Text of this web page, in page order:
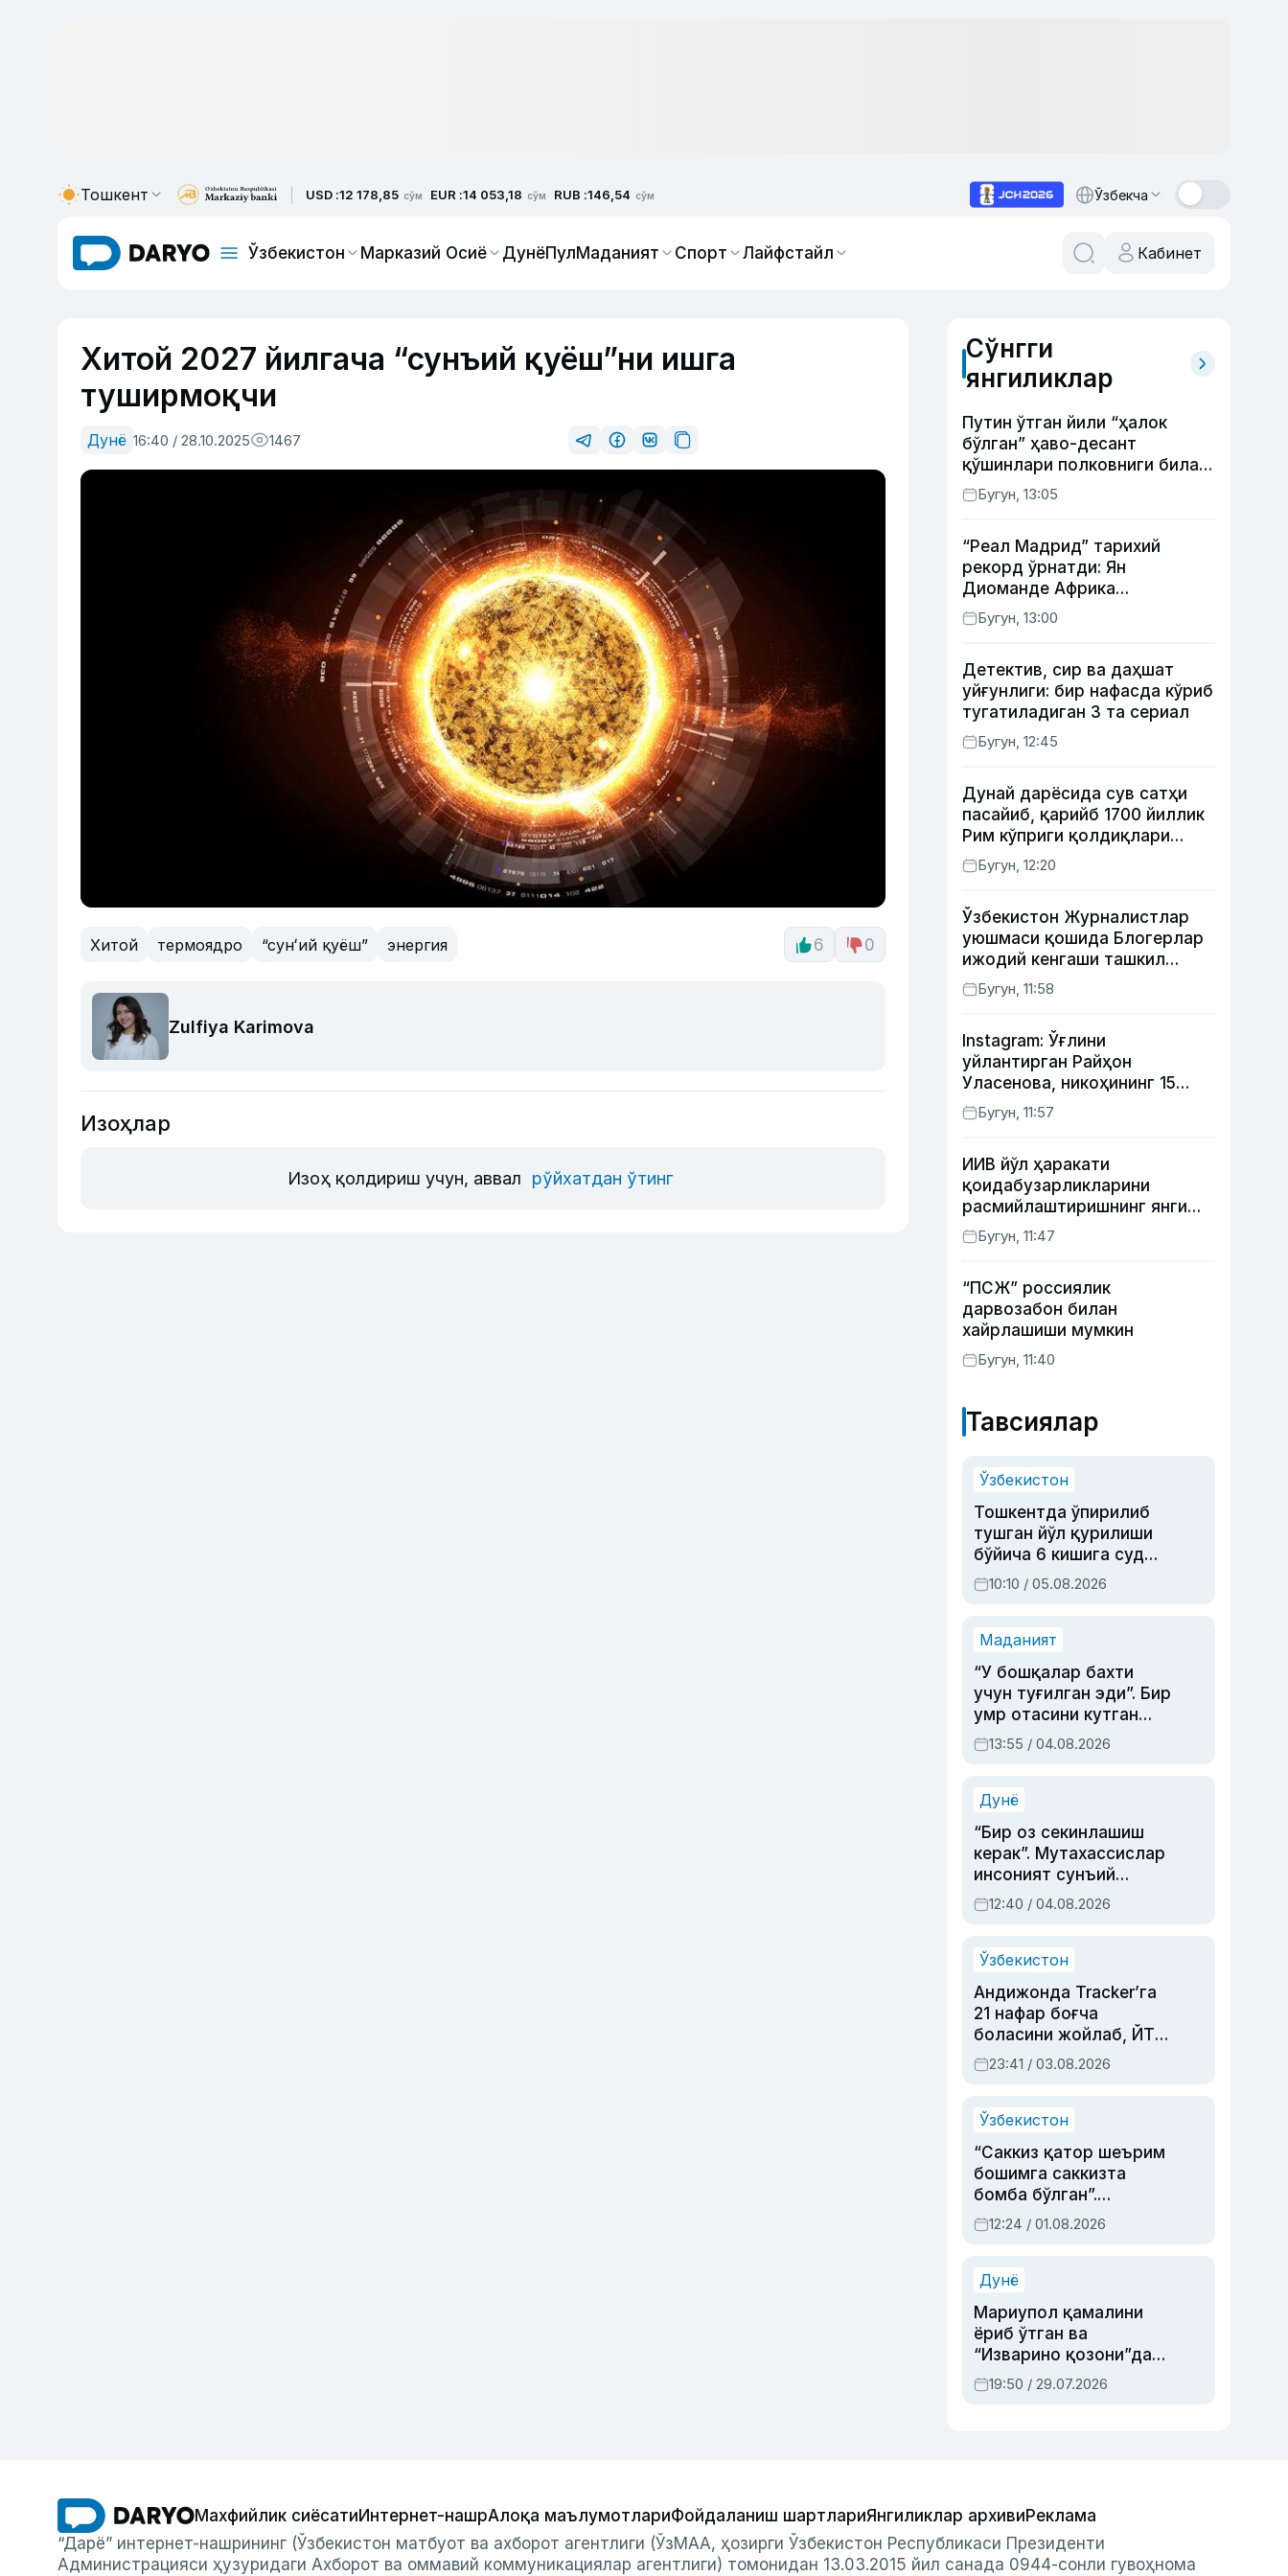
Тошкент USD :12 178,85 сўм EUR :14 053,18 сўм RUB :146,54 сўм Ўзбекча
Ўзбекистон Марказий Осиё ДунёПулМаданият Спорт Лайфстайл Кабинет
Хитой 2027 йилгача “сунъий қуёш”ни ишга
туширмоқчи
Дунё 16:40 / 28.10.2025 1467
Хитой термоядро “сунʻий қуёш” энергия 6 0
Zulfiya Karimova
Изоҳлар
Изоҳ қолдириш учун, аввал рўйхатдан ўтинг
Сўнгги
янгиликлар
Путин ўтган йили “ҳалок
бўлган” ҳаво-десант
қўшинлари полковниги билан
телефон орқали
суҳбатлашди
Бугун, 13:05
“Реал Мадрид” тарихий
рекорд ўрнатди: Ян
Диоманде Африка
футболидаги энг қиммат
трансферга айланди
Бугун, 13:00
Детектив, сир ва даҳшат
уйғунлиги: бир нафасда кўриб
тугатиладиган 3 та сериал
Бугун, 12:45
Дунай дарёсида сув сатҳи
пасайиб, қарийб 1700 йиллик
Рим кўприги қолдиқлари
кўринди
Бугун, 12:20
Ўзбекистон Журналистлар
уюшмаси қошида Блогерлар
ижодий кенгаши ташкил
этилди
Бугун, 11:58
Instagram: Ўғлини
уйлантирган Райҳон
Уласенова, никоҳининг 15
йиллигини нишонлаган турк
актёрлари ва Камелот
Раҳимова
Бугун, 11:57
ИИВ йўл ҳаракати
қоидабузарликларини
расмийлаштиришнинг янги
тартибини таклиф қилди
Бугун, 11:47
“ПСЖ” россиялик
дарвозабон билан
хайрлашиши мумкин
Бугун, 11:40
Тавсиялар
Ўзбекистон
Тошкентда ўпирилиб
тушган йўл қурилиши
бўйича 6 кишига суд
ҳукми ўқилди
10:10 / 05.08.2026
Маданият
“У бошқалар бахти
учун туғилган эди”. Бир
умр отасини кутган
актриса ва дубльяж
устаси Римма
синовларга тўла ҳаёти
13:55 / 04.08.2026
Дунё
“Бир оз секинлашиш
керак”. Мутахассислар
инсоният сунъий
интеллектни бошқара
олмай қолишидан
12:40 / 04.08.2026
Ўзбекистон
Андижонда Tracker’га
21 нафар боғча
боласини жойлаб, ЙТҲ
содир этган аёлга суд
ҳукми ўқилди
23:41 / 03.08.2026
Ўзбекистон
“Саккиз қатор шеърим
бошимга саккизта
бомба бўлган”.
Абдулла Ориповни
сиёсий айбловлардан
12:24 / 01.08.2026
Дунё
Мариупол қамалини
ёриб ўтган ва
“Изварино қозони”дан
чиққан қаҳрамон —
Украина армияси бош
19:50 / 29.07.2026
Махфийлик сиёсатиИнтернет-нашрАлоқа маълумотлариФойдаланиш шартлариЯнгиликлар архивиРеклама
“Дарё” интернет-нашрининг (Ўзбекистон матбуот ва ахборот агентлиги (ЎзМАА, ҳозирги Ўзбекистон Республикаси Президенти
Администрацияси ҳузуридаги Ахборот ва оммавий коммуникациялар агентлиги) томонидан 13.03.2015 йил санада 0944-сонли гувоҳнома